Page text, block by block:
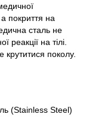
а покриття на
сталь не
реакції на тілі.
поколу.
(Stainless Steel)